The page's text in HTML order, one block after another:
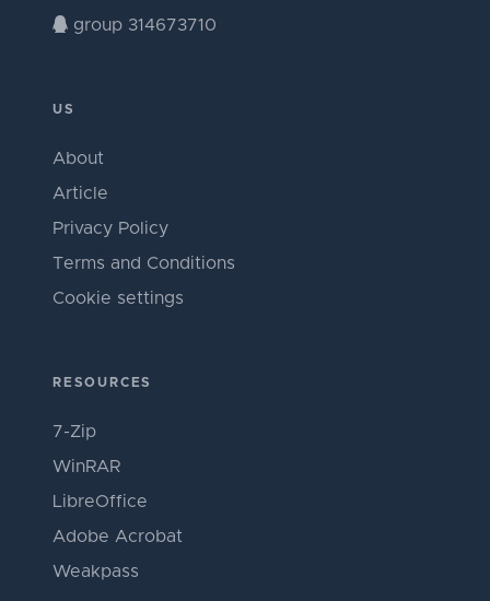
group 314673710
US
About
Article
Privacy Policy
Terms and Conditions
Cookie settings
RESOURCES
7-Zip
WinRAR
LibreOffice
Adobe Acrobat
Weakpass